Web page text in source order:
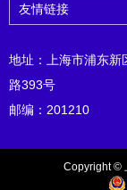
友情链接
地址：上海市浦东新
路393号
邮编：201210
Copyright ©